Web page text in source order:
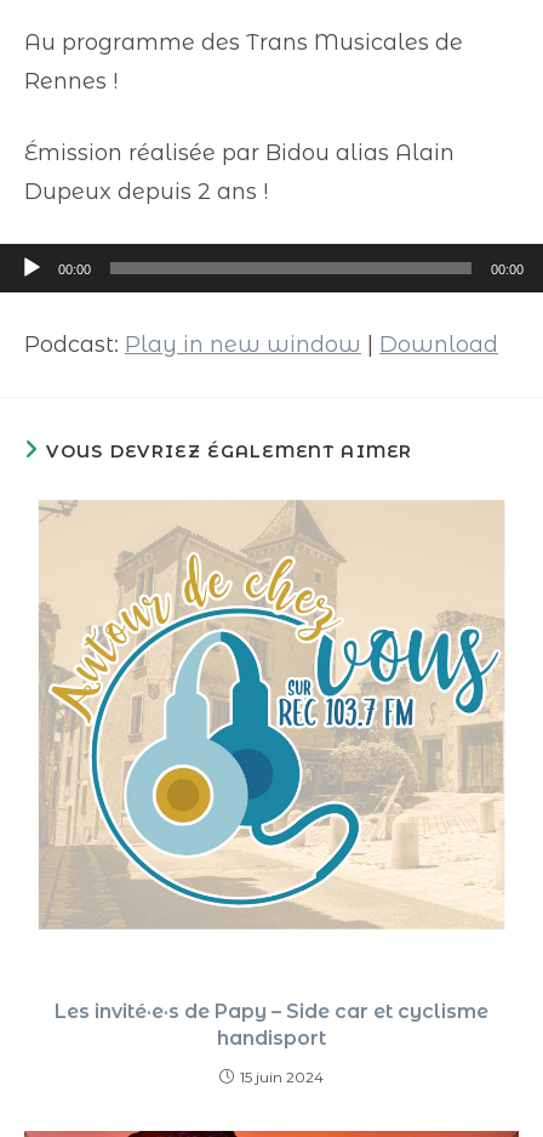
Au programme des Trans Musicales de
Rennes !
Émission réalisée par Bidou alias Alain
Dupeux depuis 2 ans !
Lecteur
audio
00:00 00:00
Podcast: Play in new window Download
VOUS DEVRIEZ ÉGALEMENT AIMER
Les invité·e·s de Papy – Side car et cyclisme
handisport
15 juin 2024